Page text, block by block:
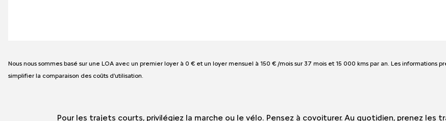
Nous nous sommes basé sur une LOA avec un premier loyer à 0 € et un loyer mensuel à 150 € /mois sur 37 mois et 15 000 kms par an. Les informations
simplifier la comparaison des coûts d'utilisation.
Pour les trajets courts, privilégiez la marche ou le vélo. Pensez à covoiturer. Au quotidien, prenez les